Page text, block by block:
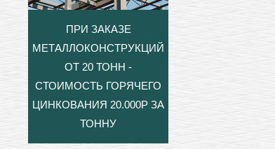
ПРИ ЗАКАЗЕ
МЕТАЛЛОКОНСТРУКЦИЙ
ОТ 20 ТОНН -
СТОИМОСТЬ ГОРЯЧЕГО
ЦИНКОВАНИЯ 20.000Р ЗА
ТОННУ